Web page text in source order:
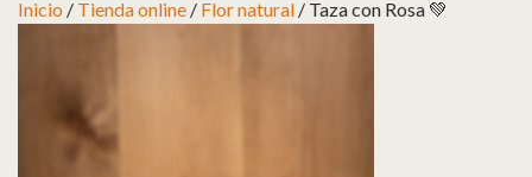
Inicio / Tienda online / Flor natural / Taza con Rosa 💚